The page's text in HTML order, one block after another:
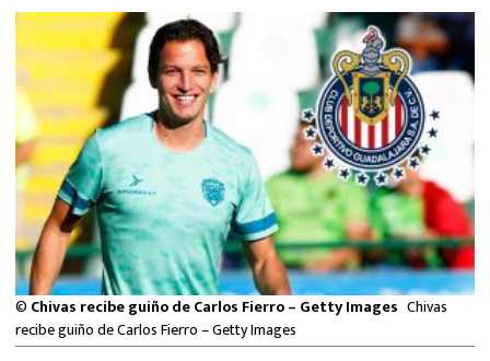
FUTBOL ESTUFA
FÓRMULA 1
BOXEO
LIGA MX
NFL
© Chivas recibe guiño de Carlos Fierro – Getty Images Chivas
recibe guiño de Carlos Fierro – Getty Images